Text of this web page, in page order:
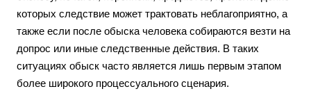
которых следствие может трактовать неблагоприятно, а
также если после обыска человека собираются везти на
допрос или иные следственные действия. В таких
ситуациях обыск часто является лишь первым этапом
более широкого процессуального сценария.